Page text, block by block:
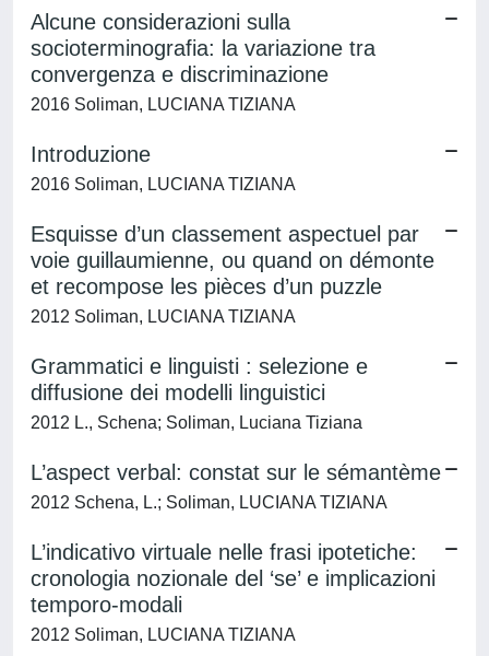
Alcune considerazioni sulla
socioterminografia: la variazione tra
convergenza e discriminazione
2016 Soliman, LUCIANA TIZIANA
Introduzione
2016 Soliman, LUCIANA TIZIANA
Esquisse d’un classement aspectuel par
voie guillaumienne, ou quand on démonte
et recompose les pièces d’un puzzle
2012 Soliman, LUCIANA TIZIANA
Grammatici e linguisti : selezione e
diffusione dei modelli linguistici
2012 L., Schena; Soliman, Luciana Tiziana
L’aspect verbal: constat sur le sémantème
2012 Schena, L.; Soliman, LUCIANA TIZIANA
L’indicativo virtuale nelle frasi ipotetiche:
cronologia nozionale del ‘se’ e implicazioni
temporo-modali
2012 Soliman, LUCIANA TIZIANA